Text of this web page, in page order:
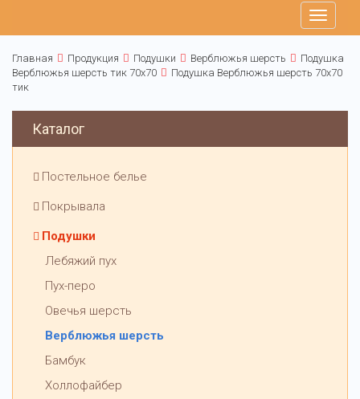
Toggle
Главная Продукция Подушки Верблюжья шерсть
Подушка
Верблюжья шерсть тик 70х70
Подушка Верблюжья шерсть 70х70
тик
Каталог
Постельное белье
Покрывала
Подушки
Лебяжий пух
Пух-перо
Овечья шерсть
Верблюжья шерсть
Бамбук
Холлофайбер